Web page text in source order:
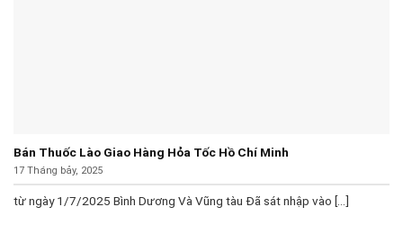
Bán Thuốc Lào Giao Hàng Hỏa Tốc Hồ Chí Minh
17 Tháng bảy, 2025
từ ngày 1/7/2025 Bình Dương Và Vũng tàu Đã sát nhập vào [...]